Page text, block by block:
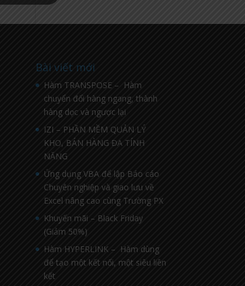
Bài viết mới
Hàm TRANSPOSE – Hàm
chuyển đổi hàng ngang, thành
hàng dọc và ngược lại
IZI – PHẦN MỀM QUẢN LÝ
KHO, BÁN HÀNG ĐA TÍNH
NĂNG
Ứng dụng VBA để lập Báo cáo
Chuyên nghiệp và giao lưu về
Excel nâng cao cùng Trường PX
Khuyến mãi – Black Friday
(Giảm 50%)
Hàm HYPERLINK – Hàm dùng
để tạo một kết nối, một siêu liên
kết